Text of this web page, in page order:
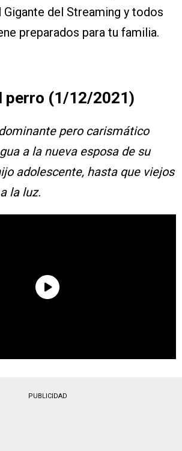
Gigante del Streaming y todos
preparados para tu familia.
perro (1/12/2021)
pero carismático
a la nueva esposa de su
adolescente, hasta que viejos
la luz.
PUBLICIDAD